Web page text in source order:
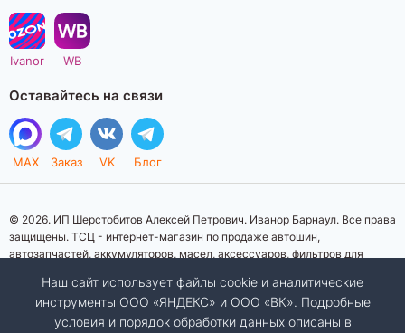
Ivanor WB
Оставайтесь на связи
MAX Заказ VK Блог
© 2026. ИП Шерстобитов Алексей Петрович. Иванор Барнаул. Все права
защищены. ТСЦ - интернет-магазин по продаже автошин,
автозапчастей, аккумуляторов, масел, аксессуаров, фильтров для
информационный характер. Представленная информация о товарах, их
стоимости, характеристик, фото, наличия на складе ни при каких
условиях не является публичной офертой, определяемой положениями
Наш сайт использует файлы cookie и аналитические
инструменты ООО «ЯНДЕКС» и ООО «ВК». Подробные
условия и порядок обработки данных описаны в